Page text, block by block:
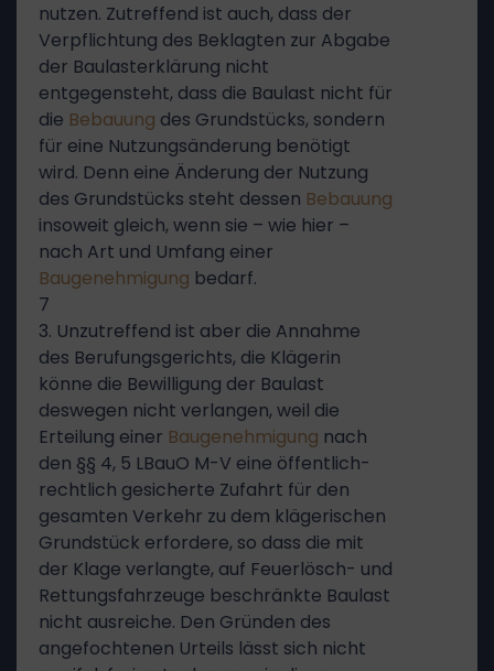
nutzen. Zutreffend ist auch, dass der
Verpflichtung des Beklagten zur Abgabe
der Baulasterklärung nicht
entgegensteht, dass die Baulast nicht für
die Bebauung des Grundstücks, sondern
für eine Nutzungsänderung benötigt
wird. Denn eine Änderung der Nutzung
des Grundstücks steht dessen Bebauung
insoweit gleich, wenn sie – wie hier –
nach Art und Umfang einer
Baugenehmigung bedarf.
7
3. Unzutreffend ist aber die Annahme
des Berufungsgerichts, die Klägerin
könne die Bewilligung der Baulast
deswegen nicht verlangen, weil die
Erteilung einer Baugenehmigung nach
den §§ 4, 5 LBauO M-V eine öffentlich-
rechtlich gesicherte Zufahrt für den
gesamten Verkehr zu dem klägerischen
Grundstück erfordere, so dass die mit
der Klage verlangte, auf Feuerlösch- und
Rettungsfahrzeuge beschränkte Baulast
nicht ausreiche. Den Gründen des
angefochtenen Urteils lässt sich nicht